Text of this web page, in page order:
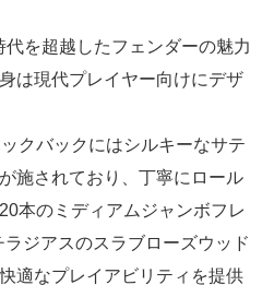
を超越したフェンダーの魅力
は現代プレイヤー向けにデザ
クバックにはシルキーなサテ
施されており、丁寧にロール
本のミディアムジャンボフレ
ジアスのスラブローズウッド
適なプレイアビリティを提供